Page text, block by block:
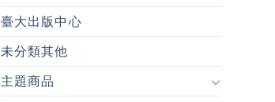
臺大出版中心
未分類其他
主題商品